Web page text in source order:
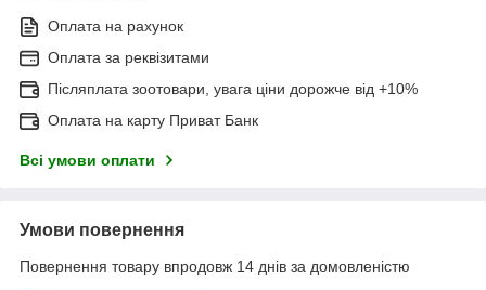
Оплата на рахунок
Оплата за реквізитами
Післяплата зоотовари, увага ціни дорожче від +10%
Оплата на карту Приват Банк
Всі умови оплати
Умови повернення
Повернення товару впродовж 14 днів за домовленістю